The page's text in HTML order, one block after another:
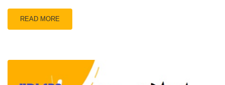
READ MORE